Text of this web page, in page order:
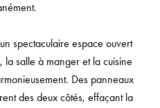
spectaculaire espace ouvert
salle à manger et la cuisine
Des panneaux
des deux côtés, effaçant la